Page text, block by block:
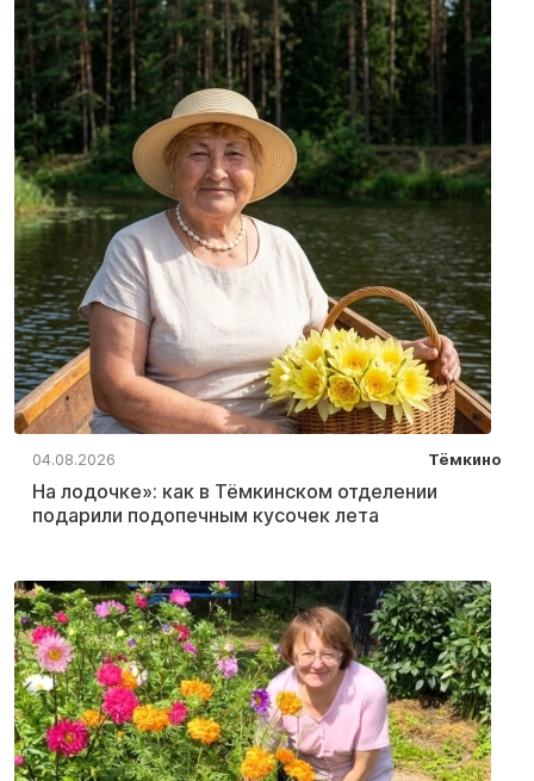
04.08.2026 Тёмкино
На лодочке»: как в Тёмкинском отделении
подарили подопечным кусочек лета